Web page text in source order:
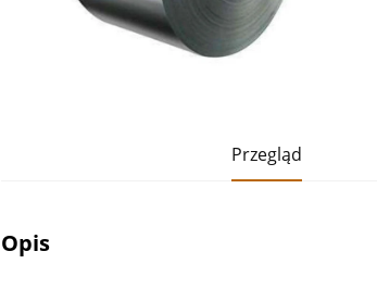
Przegląd
Opis